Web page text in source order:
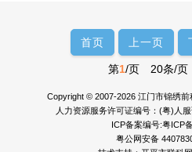
首页 上一页
第1/页 20条/页
Copyright © 2007-2026 江门市锦绣
人力资源服务许可证编号：(粤)人
ICP备案编号:粤ICP
粤公网安备